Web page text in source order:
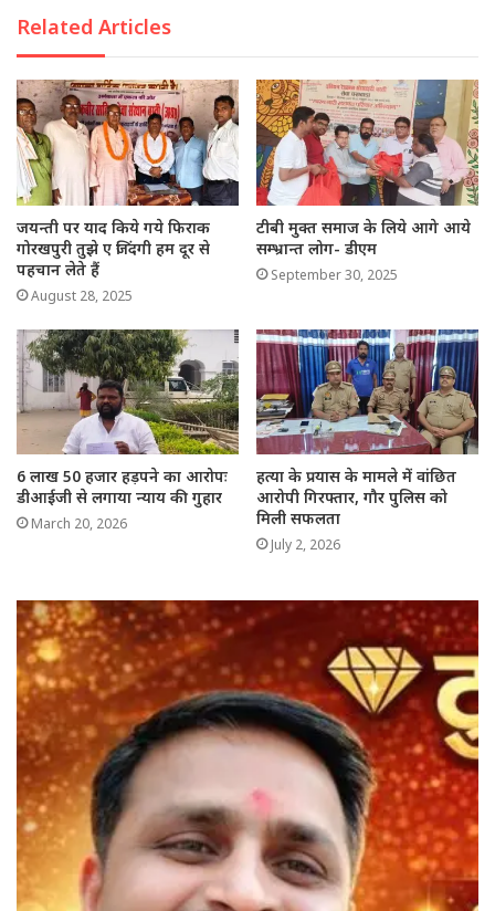
Related Articles
जयन्ती पर याद किये गये फिराक
गोरखपुरी तुझे ए जिंदगी हम दूर से
पहचान लेते हैं
August 28, 2025
टीबी मुक्त समाज के लिये आगे आये
सम्भ्रान्त लोग- डीएम
September 30, 2025
6 लाख 50 हजार हड़पने का आरोपः
डीआईजी से लगाया न्याय की गुहार
March 20, 2026
हत्या के प्रयास के मामले में वांछित
आरोपी गिरफ्तार, गौर पुलिस को
मिली सफलता
July 2, 2026